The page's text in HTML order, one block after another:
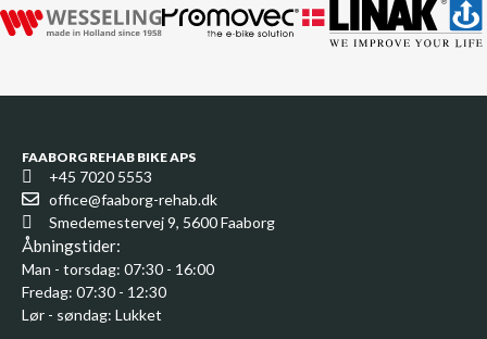
FAABORG REHAB BIKE APS
+45 7020 5553
office@faaborg-rehab.dk
Smedemestervej 9, 5600 Faaborg
Åbningstider:
Man - torsdag: 07:30 - 16:00
Fredag: 07:30 - 12:30
Lør - søndag: Lukket